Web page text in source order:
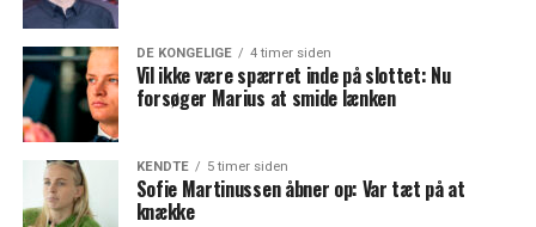
DE KONGELIGE 4 timer siden
Vil ikke være spærret inde på slottet: Nu
forsøger Marius at smide lænken
KENDTE 5 timer siden
Sofie Martinussen åbner op: Var tæt på at
knække